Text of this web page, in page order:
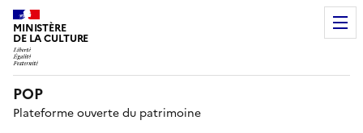
MINISTÈRE
DE LA CULTURE
POP
Plateforme ouverte du patrimoine